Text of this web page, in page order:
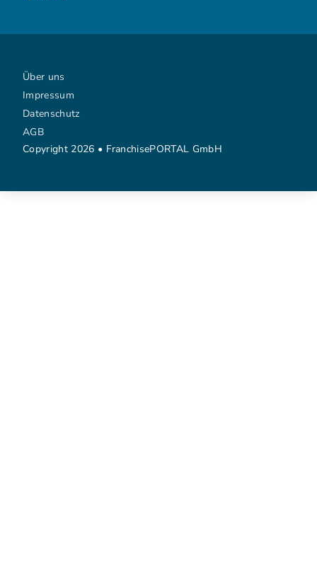
Copyright 2026 • FranchisePORTAL GmbH
Über uns
Impressum
Datenschutz
AGB